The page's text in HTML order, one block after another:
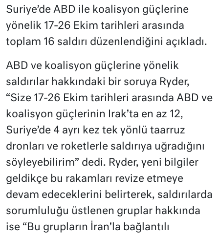
Suriye’de ABD ile koalisyon güçlerine
yönelik 17-26 Ekim tarihleri arasında
toplam 16 saldırı düzenlendiğini açıkladı.
ABD ve koalisyon güçlerine yönelik
saldırılar hakkındaki bir soruya Ryder,
“Size 17-26 Ekim tarihleri arasında ABD ve
koalisyon güçlerinin Irak’ta en az 12,
Suriye’de 4 ayrı kez tek yönlü taarruz
dronları ve roketlerle saldırıya uğradığını
söyleyebilirim” dedi. Ryder, yeni bilgiler
geldikçe bu rakamları revize etmeye
devam edeceklerini belirterek, saldırılarda
sorumluluğu üstlenen gruplar hakkında
ise “Bu grupların İran’la bağlantılı